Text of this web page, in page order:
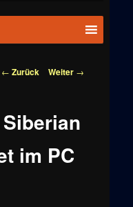
Beitragsnavigation
← Zurück Weiter →
im PC